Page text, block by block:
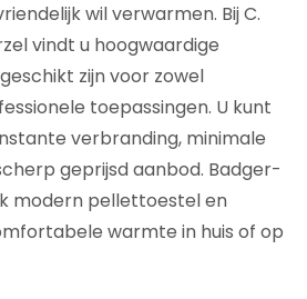
wil verwarmen. Bij C.
vindt u hoogwaardige
zijn voor zowel
toepassingen. U kunt
verbranding, minimale
geprijsd aanbod. Badger-
modern pellettoestel en
warmte in huis of op